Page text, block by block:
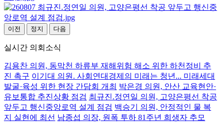
이전 정지 다음
실시간 의회소식
김용찬 의원, 동막천 하류부 재해위험 해소 위한 하천정비 추
진 촉구 이기대 의원. 사회연대경제의 미래는 청년... 미래세대
발굴·육성 위한 현장 간담회 개최 박은경 의원, 안산 교육현안·
유보통합 추진상황 점검 최규진.정연일 의원, 고양은평선 착공
앞두고 행신중앙로역 설계 점검 백승기 의원, 안정적인 물 복
지 실현에 최선 남종섭 의장, 원폭 투하 81주년 희생자 추모